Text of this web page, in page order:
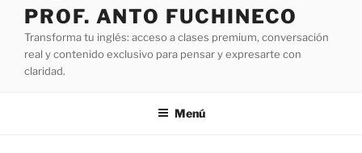
PROF. ANTO FUCHINECO
Transforma tu inglés: acceso a clases premium, conversación
real y contenido exclusivo para pensar y expresarte con
claridad.
Menú